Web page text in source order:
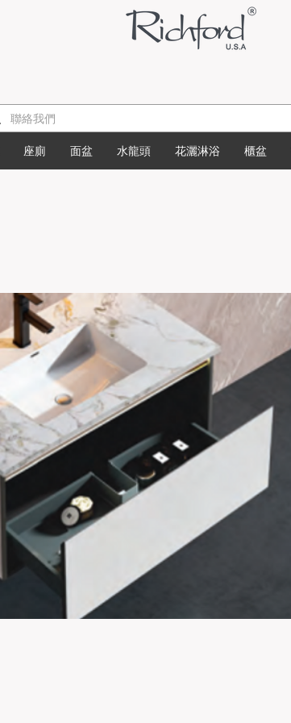
座廁 面盆 水龍頭 花灑淋浴 櫃盆